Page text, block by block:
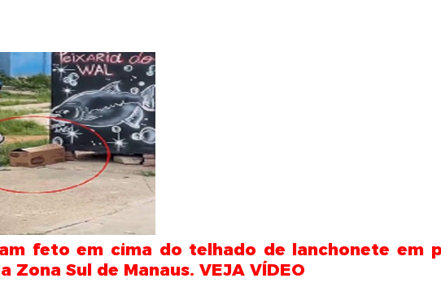
feto em cima do telhado de lanchonete em
Zona Sul de Manaus. VEJA VÍDEO